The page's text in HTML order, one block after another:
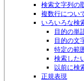
検索文字列の
複数行につい
いろいろな検
目的の単
目的の文
特定の範
検索した
以前に検
正規表現